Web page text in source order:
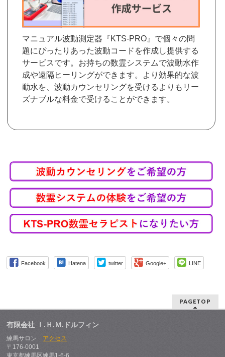
マニュアル波動測定器『KTS-PRO』で個々の問
題にぴったりあった波動コードを作成し提供する
サービスです。お持ちの数霊システムで波動水作
成や遠隔ヒーリングができます。より効果的な波
動水を、波動カウンセリングを受けるよりもリー
ズナブルな料金で受けることができます。
Facebook Hatena twitter Google+ LINE
PAGETOP
有限会社 Ｉ.Ｈ.Ｍ.ドルフィン
練馬サロン アクセス
〒176-0001
東京都練馬区練馬1-6-6